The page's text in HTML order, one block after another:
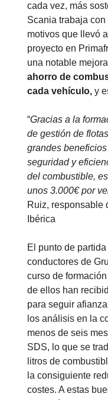
cada vez, más
Scania trabaja
motivos que llevó
proyecto en
una notable
ahorro de
cada vehículo, y
“Gracias a la
de gestión de
grandes
seguridad y
del combustible,
unos 3.000€ por
Ruiz, responsable
Ibérica
El punto de
conductores de
curso de
de ellos han
para seguir
los análisis en la
menos de seis
SDS, lo que se
litros de
la consiguiente
costes. A estas